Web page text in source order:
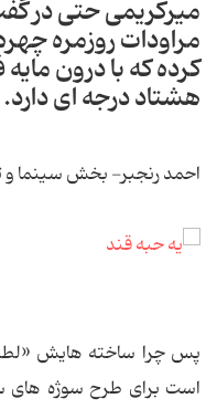
میرکریمی حتی در
مراودات روزمره
کرده که با درون
هشتاد درجه ای دارد.
احمد رنجبر- بخش سینما و
پس چرا ساخته هایش
است برای طرح سوژه